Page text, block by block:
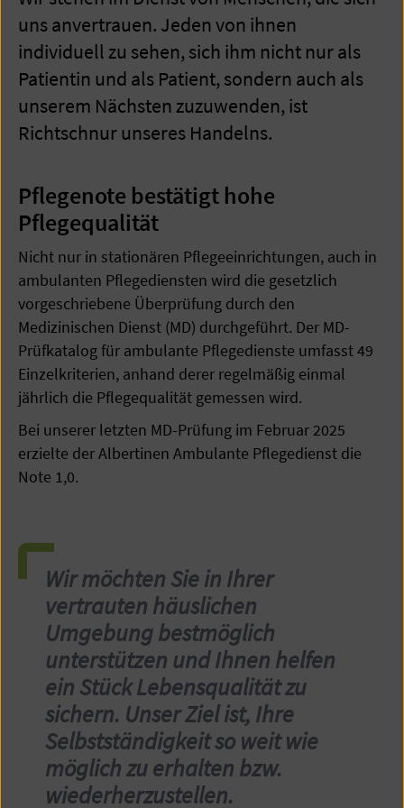
uns anvertrauen. Jeden von ihnen
individuell zu sehen, sich ihm nicht nur als
Patientin und als Patient, sondern auch als
unserem Nächsten zuzuwenden, ist
Richtschnur unseres Handelns.
Pflegenote bestätigt hohe
Pflegequalität
Nicht nur in stationären Pflegeeinrichtungen, auch in
ambulanten Pflegediensten wird die gesetzlich
vorgeschriebene Überprüfung durch den
Medizinischen Dienst (MD) durchgeführt. Der MD-
Prüfkatalog für ambulante Pflegedienste umfasst 49
Einzelkriterien, anhand derer regelmäßig einmal
jährlich die Pflegequalität gemessen wird.
Bei unserer letzten MD-Prüfung im Februar 2025
erzielte der Albertinen Ambulante Pflegedienst die
Note 1,0.
Wir möchten Sie in Ihrer
vertrauten häuslichen
Umgebung bestmöglich
unterstützen und Ihnen helfen
ein Stück Lebensqualität zu
sichern. Unser Ziel ist, Ihre
Selbstständigkeit so weit wie
möglich zu erhalten bzw.
wiederherzustellen.